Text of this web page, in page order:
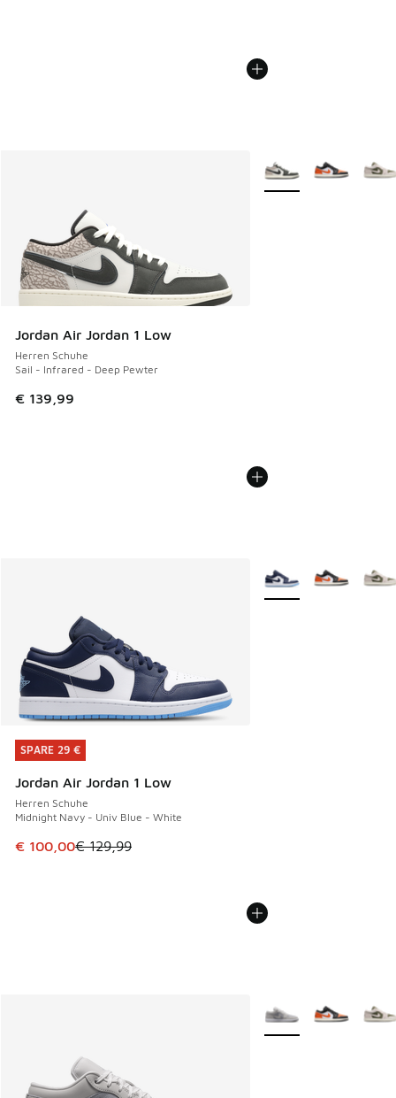
Jordan Air Jordan 1 Low
Herren Schuhe
Sail - Infrared - Deep Pewter
€ 139,99
Weitere Farben
SPARE 29 €
Jordan Air Jordan 1 Low
Herren Schuhe
Midnight Navy - Univ Blue - White
Dieser Artikel ist im Sale. Der Preis ist von € 129,99 auf €
€ 100,00€ 129,99
SPARE 29 €
Weitere Farben
Weitere Farben